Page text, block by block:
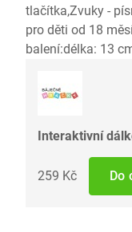
tlačítka,Zvuky -
pro děti od 18
balení:délka: 13
Interaktivní
259 Kč Do